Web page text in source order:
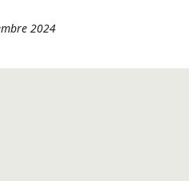
2024